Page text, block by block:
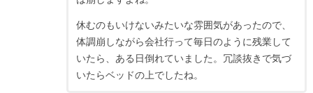
休むのもいけないみたいな雰囲気があったので、
体調崩しながら会社行って毎日のように残業して
いたら、ある日倒れていました。冗談抜きで気づ
いたらベッドの上でしたね。